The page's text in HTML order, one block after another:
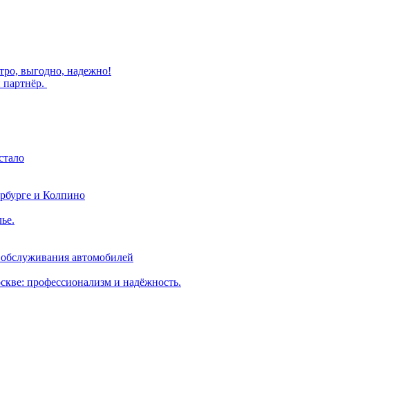
выгодно, надежно!
и Колпино
автомобилей
профессионализм и надёжность.